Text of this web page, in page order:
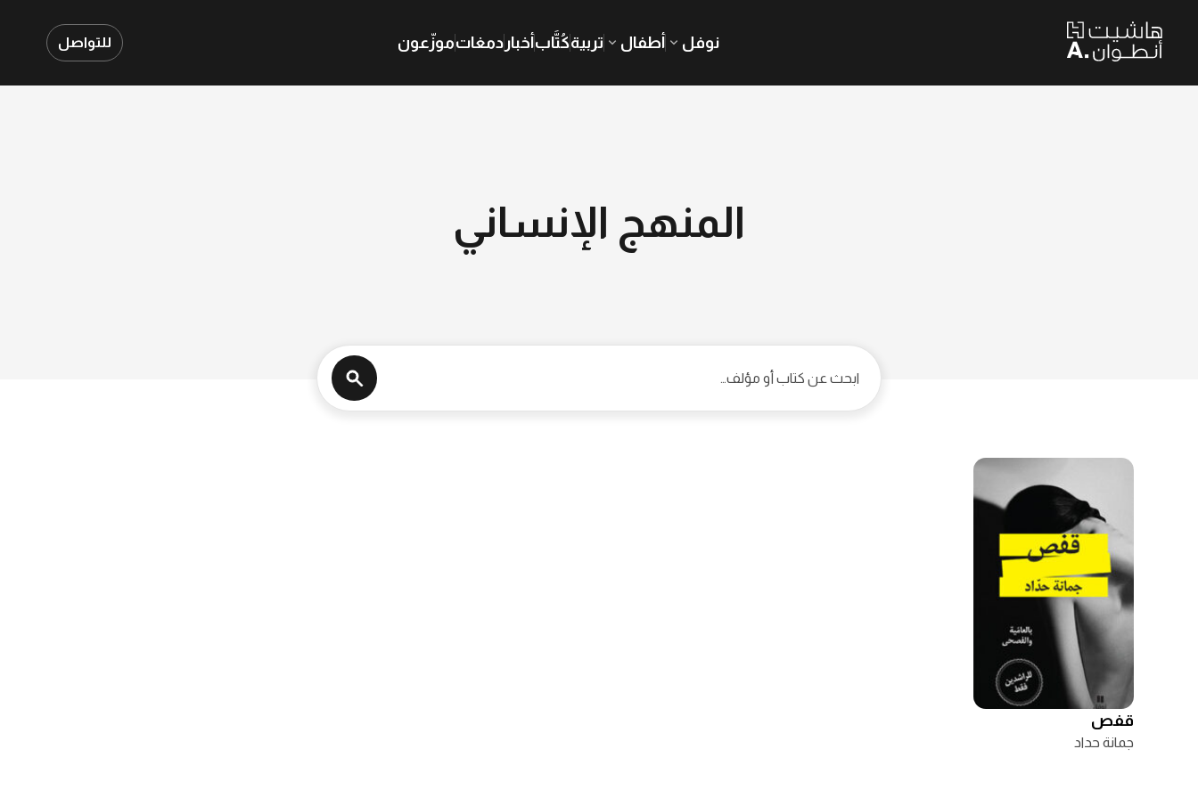
نوفل أطفال تربيةكُتَّابأخبار دمغاتموزّعون للتواصل
المنهج الإنساني
قفص
جمانة حداد